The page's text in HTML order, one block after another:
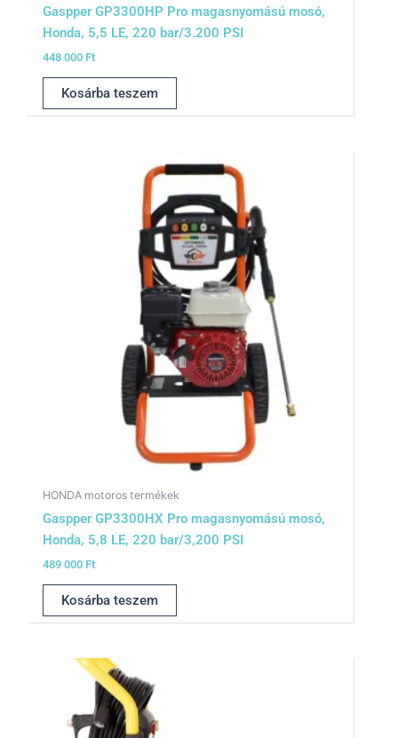
Gaspper GP3300HP Pro magasnyomású mosó,
Honda, 5,5 LE, 220 bar/3.200 PSI
448 000 Ft
Kosárba teszem
HONDA motoros termékek
Gaspper GP3300HX Pro magasnyomású mosó,
Honda, 5,8 LE, 220 bar/3,200 PSI
489 000 Ft
Kosárba teszem